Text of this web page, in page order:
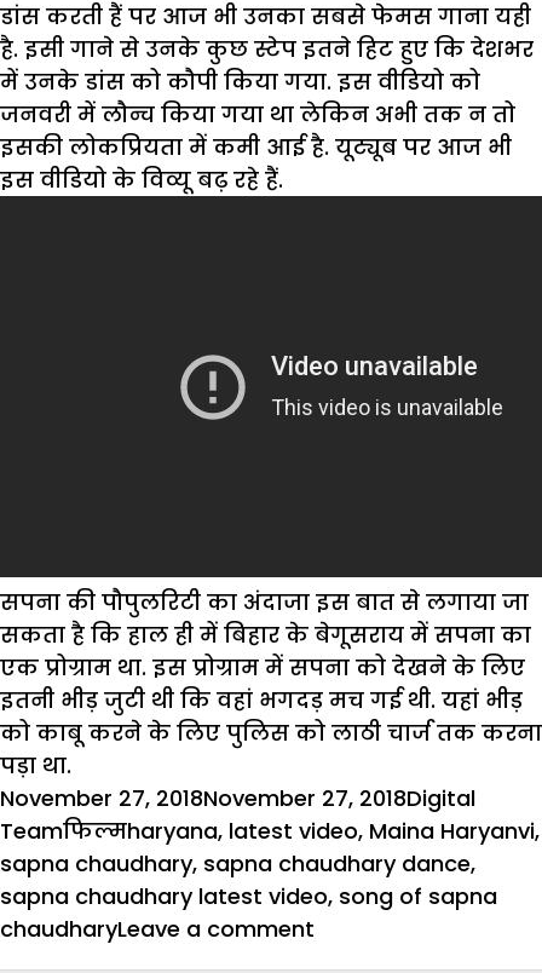
डांस करती हैं पर आज भी उनका सबसे फेमस गाना यही
है. इसी गाने से उनके कुछ स्टेप इतने हिट हुए कि देशभर
में उनके डांस को कौपी किया गया. इस वीडियो को
जनवरी में लौन्च किया गया था लेकिन अभी तक न तो
इसकी लोकप्रियता में कमी आई है. यूट्यूब पर आज भी
इस वीडियो के विव्यू बढ़ रहे हैं.
सपना की पौपुलरिटी का अंदाजा इस बात से लगाया जा
सकता है कि हाल ही में बिहार के बेगूसराय में सपना का
एक प्रोग्राम था. इस प्रोग्राम में सपना को देखने के लिए
इतनी भीड़ जुटी थी कि वहां भगदड़ मच गई थी. यहां भीड़
को काबू करने के लिए पुलिस को लाठी चार्ज तक करना
पड़ा था.
Posted
on
November 27, 2018November 27, 2018Author
Digital
TeamCategories
फिल्मTags
haryana, latest video, Maina Haryanvi,
sapna chaudhary, sapna chaudhary dance,
sapna chaudhary latest video, song of sapna
chaudharyLeave a comment